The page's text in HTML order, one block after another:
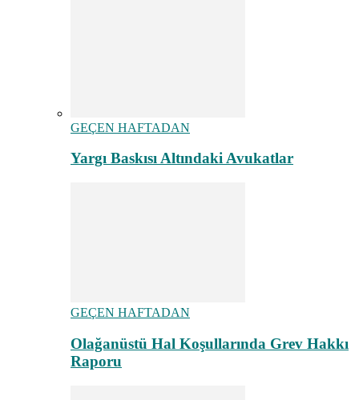
GEÇEN HAFTADAN
Yargı Baskısı Altındaki Avukatlar
GEÇEN HAFTADAN
Olağanüstü Hal Koşullarında Grev Hakkı
Raporu